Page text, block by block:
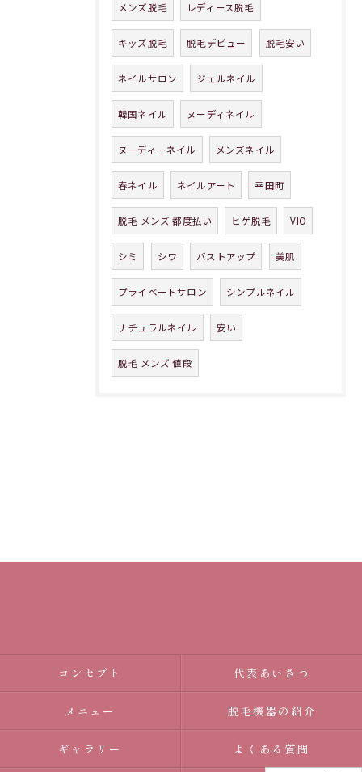
メンズ脱毛 レディース脱毛
キッズ脱毛 脱毛デビュー 脱毛安い
ネイルサロン ジェルネイル
韓国ネイル ヌーディネイル
ヌーディーネイル メンズネイル
春ネイル ネイルアート 幸田町
脱毛 メンズ 都度払い ヒゲ脱毛 VIO
シミ シワ バストアップ 美肌
プライベートサロン シンプルネイル
ナチュラルネイル 安い
脱毛 メンズ 値段
コンセプト 代表あいさつ
メニュー 脱毛機器の紹介
ギャラリー よくある質問